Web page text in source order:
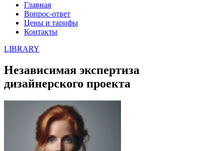
Главная
Вопрос-ответ
Цены и тарифы
Контакты
LIBRARY
Независимая экспертиза
дизайнерского проекта